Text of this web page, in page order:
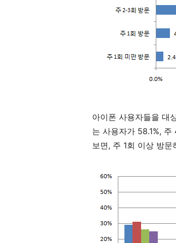
아이폰 사용자들을 대
는 사용자가 58.1%,
보면, 주 1회 이상 방